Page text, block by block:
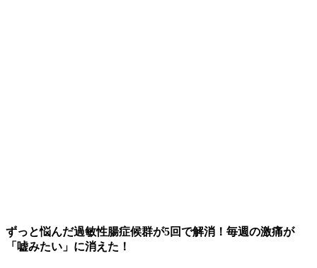
ずっと悩んだ過敏性腸症候群が5回で解消！毎週の激痛が
「嘘みたい」に消えた！